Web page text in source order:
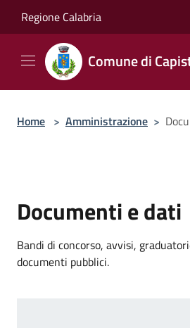
Regione Calabria
Comune di
Home > Amministrazione >
Documenti e dati
Bandi di concorso, avvisi,
documenti pubblici.